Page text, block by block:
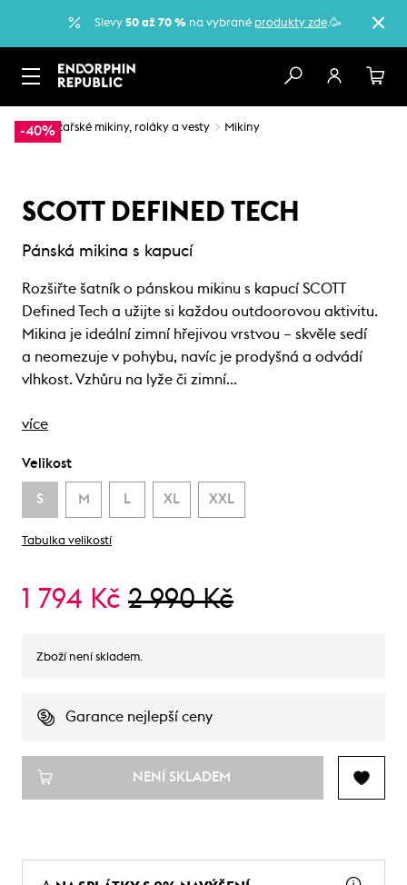
Slevy 50 až 70 % na vybrané produkty zde.🥳
-40%
… Lyžařské mikiny, roláky a vesty Mikiny
SCOTT DEFINED TECH
Pánská mikina s kapucí
Rozšiřte šatník o pánskou mikinu s kapucí SCOTT
Defined Tech a užijte si každou outdoorovou aktivitu.
Mikina je ideální zimní hřejivou vrstvou – skvěle sedí
a neomezuje v pohybu, navíc je prodyšná a odvádí
vlhkost. Vzhůru na lyže či zimní…
více
Velikost
S M L XL XXL
Tabulka velikostí
1 794 Kč 2 990 Kč
Zboží není skladem.
Garance nejlepší ceny
NENÍ SKLADEM